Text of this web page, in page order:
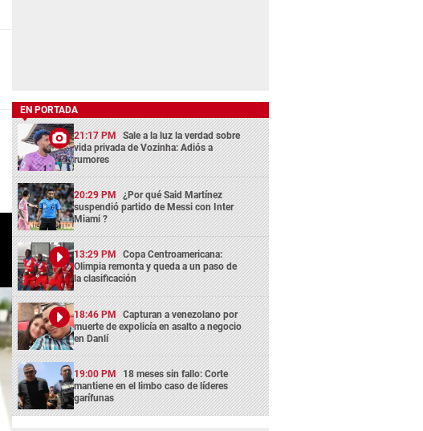
EN PORTADA
21:17 PM Sale a la luz la verdad sobre
vida privada de Vozinha: Adiós a
rumores
20:29 PM ¿Por qué Said Martínez
suspendió partido de Messi con Inter
Miami ?
13:29 PM Copa Centroamericana:
Olimpia remonta y queda a un paso de
la clasificación
18:46 PM Capturan a venezolano por
muerte de expolicía en asalto a negocio
en Danlí
19:00 PM 18 meses sin fallo: Corte
mantiene en el limbo caso de líderes
garífunas